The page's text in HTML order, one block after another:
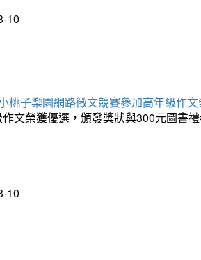
10
桃子樂園網路徵文競賽參加高年級作
文榮獲優選，頒發獎狀與300元圖書
10